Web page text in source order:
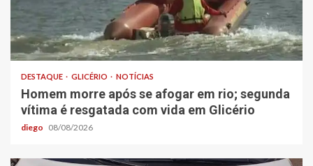
DESTAQUE GLICÉRIO NOTÍCIAS
Homem morre após se afogar em rio; segunda
vítima é resgatada com vida em Glicério
diego 08/08/2026